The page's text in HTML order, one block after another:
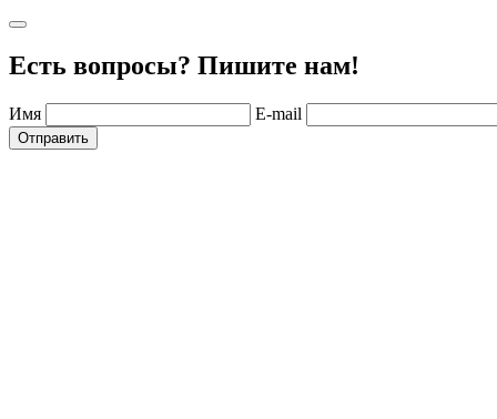
Есть вопросы? Пишите нам!
Имя E-mail